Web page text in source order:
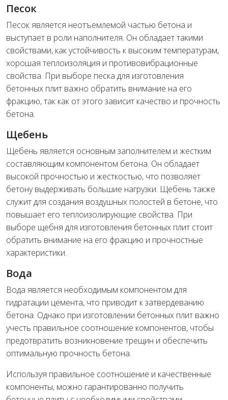
Песок
Песок является неотъемлемой частью бетона и
выступает в роли наполнителя. Он обладает такими
свойствами, как устойчивость к высоким температурам,
хорошая теплоизоляция и противовибрационные
свойства. При выборе песка для изготовления
бетонных плит важно обратить внимание на его
фракцию, так как от этого зависит качество и прочность
бетона.
Щебень
Щебень является основным заполнителем и жестким
составляющим компонентом бетона. Он обладает
высокой прочностью и жесткостью, что позволяет
бетону выдерживать большие нагрузки. Щебень также
служит для создания воздушных полостей в бетоне, что
повышает его теплоизолирующие свойства. При
выборе щебня для изготовления бетонных плит стоит
обратить внимание на его фракцию и прочностные
характеристики.
Вода
Вода является необходимым компонентом для
гидратации цемента, что приводит к затвердеванию
бетона. Однако при изготовлении бетонных плит важно
учесть правильное соотношение компонентов, чтобы
предотвратить возникновение трещин и обеспечить
оптимальную прочность бетона.
Используя правильное соотношение и качественные
компоненты, можно гарантированно получить